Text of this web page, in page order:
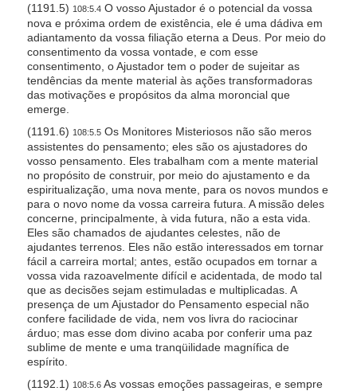
(1191.5) 108:5.4O vosso Ajustador é o potencial da vossa
nova e próxima ordem de existência, ele é uma dádiva em
adiantamento da vossa filiação eterna a Deus. Por meio do
consentimento da vossa vontade, e com esse
consentimento, o Ajustador tem o poder de sujeitar as
tendências da mente material às ações transformadoras
das motivações e propósitos da alma moroncial que
emerge.
(1191.6) 108:5.5Os Monitores Misteriosos não são meros
assistentes do pensamento; eles são os ajustadores do
vosso pensamento. Eles trabalham com a mente material
no propósito de construir, por meio do ajustamento e da
espiritualização, uma nova mente, para os novos mundos e
para o novo nome da vossa carreira futura. A missão deles
concerne, principalmente, à vida futura, não a esta vida.
Eles são chamados de ajudantes celestes, não de
ajudantes terrenos. Eles não estão interessados em tornar
fácil a carreira mortal; antes, estão ocupados em tornar a
vossa vida razoavelmente difícil e acidentada, de modo tal
que as decisões sejam estimuladas e multiplicadas. A
presença de um Ajustador do Pensamento especial não
confere facilidade de vida, nem vos livra do raciocinar
árduo; mas esse dom divino acaba por conferir uma paz
sublime de mente e uma tranqüilidade magnífica de
espírito.
(1192.1) 108:5.6As vossas emoções passageiras, e sempre